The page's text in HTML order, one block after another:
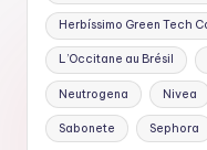
Herbíssimo Green Tech
L’Occitane au Brésil
Neutrogena Nivea
Sabonete Sephora